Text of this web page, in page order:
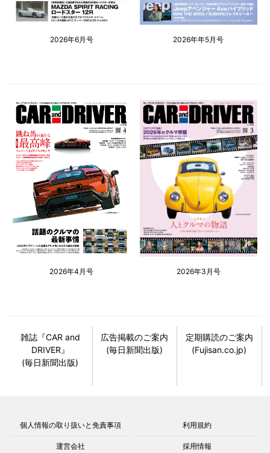
2026年6月号 2026年年5月号
2026年4月号 2026年3月号
雑誌『CAR and
DRIVER』
(毎日新聞出版)
広告掲載のご案内
(毎日新聞出版)
定期購読のご案内
(Fujisan.co.jp)
個人情報の取り扱いと免責事項 利用規約
運営会社 採用情報